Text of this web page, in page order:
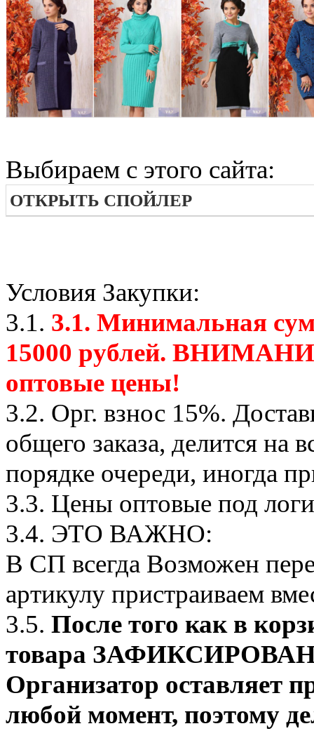
Выбираем с этого сайта:
ОТКРЫТЬ СПОЙЛЕР
Условия Закупки:
3.1. 3.1. Минимальная
15000 рублей.
оптовые цены!
3.2. Орг. взнос 15%.
общего заказа, делится на
порядке очереди, иногда
3.3. Цены оптовые под
3.4. ЭТО ВАЖНО:
В СП всегда Возможен
артикулу пристраиваем
3.5. После того как в
товара ЗАФИКСИРОВАНО
Организатор оставляет
любой момент, поэтому